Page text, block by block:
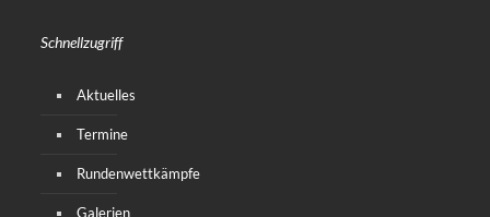
Schnellzugriff
Aktuelles
Termine
Rundenwettkämpfe
Galerien